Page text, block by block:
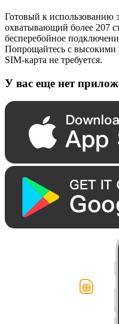
Готовый к использованию
охватывающий более 207
бесперебойное
Попрощайтесь с высокими
SIM-карта не требуется.
У вас еще нет